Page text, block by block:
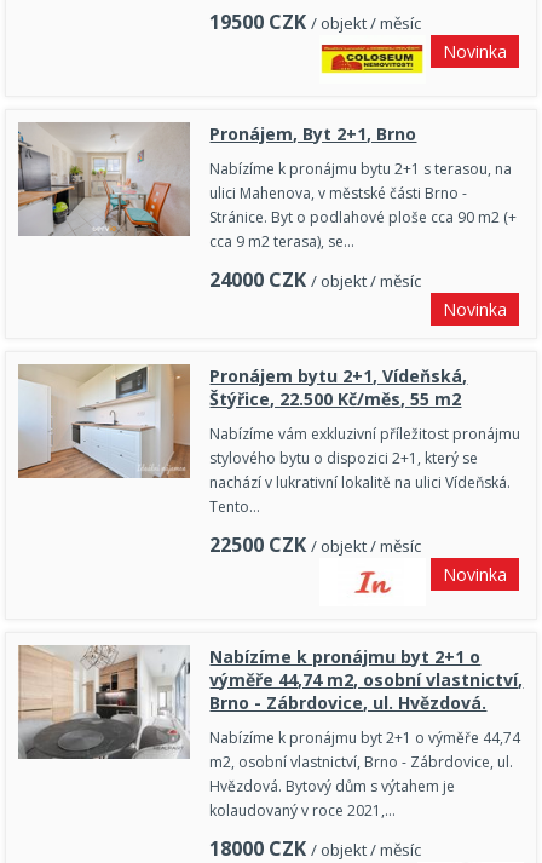
19500 CZK / objekt / měsíc
Novinka
Pronájem, Byt 2+1, Brno
Nabízíme k pronájmu bytu 2+1 s terasou, na
ulici Mahenova, v městské části Brno -
Stránice. Byt o podlahové ploše cca 90 m2 (+
cca 9 m2 terasa), se…
24000 CZK / objekt / měsíc
Novinka
Pronájem bytu 2+1, Vídeňská,
Štýřice, 22.500 Kč/měs, 55 m2
Nabízíme vám exkluzivní příležitost pronájmu
stylového bytu o dispozici 2+1, který se
nachází v lukrativní lokalitě na ulici Vídeňská.
Tento…
22500 CZK / objekt / měsíc
Novinka
Nabízíme k pronájmu byt 2+1 o
výměře 44,74 m2, osobní vlastnictví,
Brno - Zábrdovice, ul. Hvězdová.
Nabízíme k pronájmu byt 2+1 o výměře 44,74
m2, osobní vlastnictví, Brno - Zábrdovice, ul.
Hvězdová. Bytový dům s výtahem je
kolaudovaný v roce 2021,…
18000 CZK / objekt / měsíc